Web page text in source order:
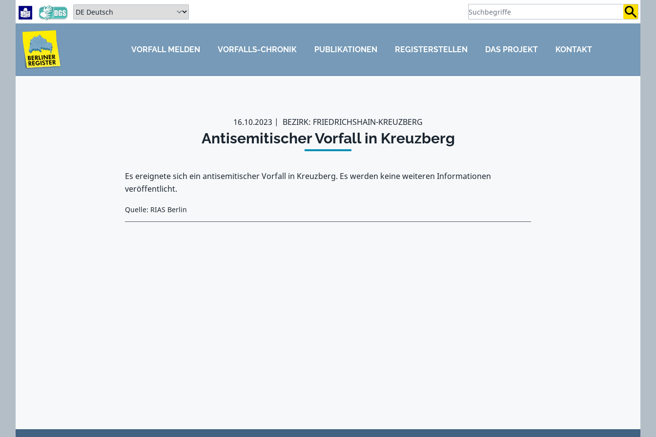
Zum Hauptbereich springen
Zum Hauptmenü springen
Sprache auswählen:
ZUM HAUPTBEREICH SPRINGEN
VORFALL MELDEN VORFALLS-CHRONIK PUBLIKATIONEN REGISTERSTELLEN DAS PROJEKT KONTAKT
16.10.2023 BEZIRK: FRIEDRICHSHAIN-KREUZBERG
Antisemitischer Vorfall in Kreuzberg
Es ereignete sich ein antisemitischer Vorfall in Kreuzberg. Es werden keine weiteren Informationen
veröffentlicht.
Quelle: RIAS Berlin